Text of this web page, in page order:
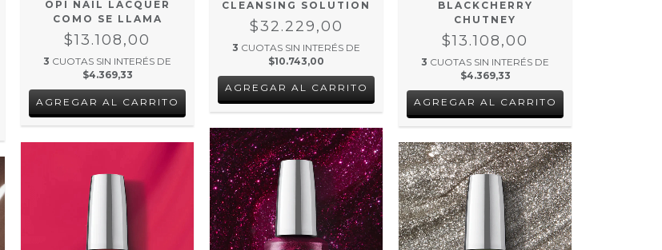
OPI NAIL LACQUER
COMO SE LLAMA
$13.108,00
3 CUOTAS SIN INTERÉS DE
$4.369,33
CLEANSING SOLUTION
$32.229,00
3 CUOTAS SIN INTERÉS DE
$10.743,00
AGREGAR AL CARRITO
BLACKCHERRY
CHUTNEY
$13.108,00
3 CUOTAS SIN INTERÉS DE
$4.369,33